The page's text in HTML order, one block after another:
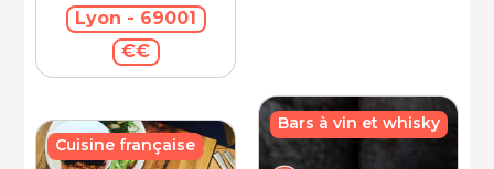
Lyon - 69001
€€
Cuisine française
Bars à vin et whisky